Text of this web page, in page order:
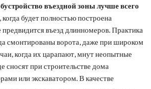
въездной зоны лучше всего
, когда будет полностью построена
предвидится въезд длинномеров. Практика
смонтированы ворота, даже при широком
когда их царапают, мнут неопытные
сносят при строительстве дома
или экскаватором. В качестве